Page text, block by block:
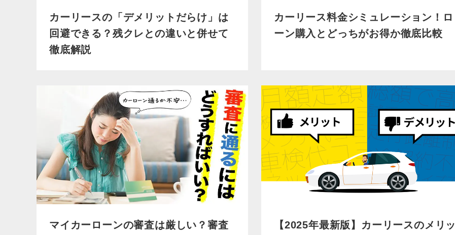
カーリースの「デメリットだらけ」は
回避できる？残クレとの違いと併せて
徹底解説
カーリース料金シミュレーション！ロ
ーン購入とどっちがお得か徹底比較
マイカーローンの審査は厳しい？審査
【2025年最新版】カーリースのメリッ